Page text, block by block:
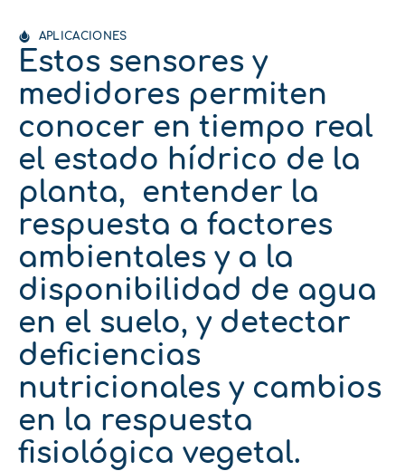
APLICACIONES
Estos sensores y
medidores permiten
conocer en tiempo real
el estado hídrico de la
planta, entender la
respuesta a factores
ambientales y a la
disponibilidad de agua
en el suelo, y detectar
deficiencias
nutricionales y cambios
en la respuesta
fisiológica vegetal.